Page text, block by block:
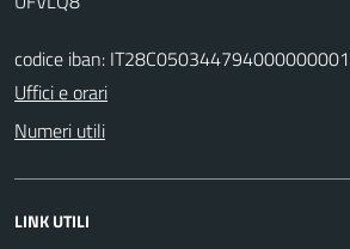
codice iban:
Uffici e orari
Numeri utili
LINK UTILI